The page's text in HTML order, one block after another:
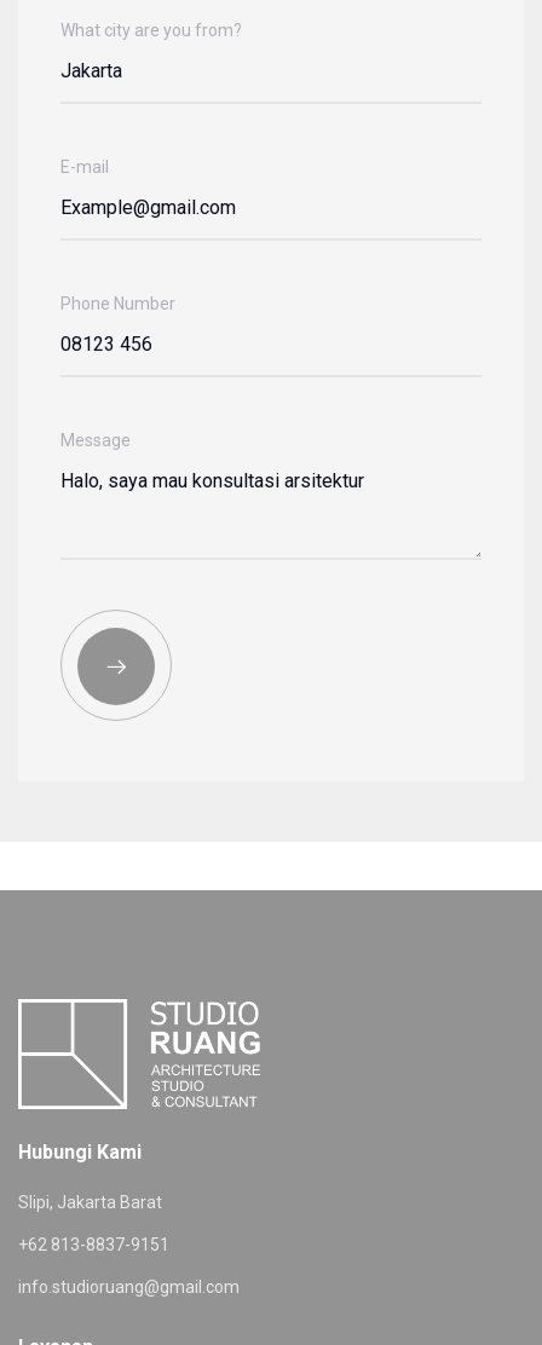
What city are you from?
E-mail
Phone Number
Message
Hubungi Kami
Slipi, Jakarta Barat
+62 813-8837-9151
info.studioruang@gmail.com